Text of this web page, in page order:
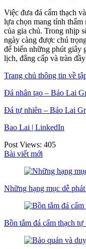
Việc đưa đá cẩm thạch
lựa chọn mang tính thẩm
của gia chủ. Trong nhịp
ngày càng được chú
để biến những phút giây
lịch, đẳng cấp và tràn
Trang chủ thông tin về
Đá nhân tạo – Bảo Lai
Đá tự nhiên – Bảo Lai
Bao Lai | LinkedIn
Post Views: 405
Bài viết mới
Những hạng mục dễ
Bồn tắm đá cẩm thạch tự